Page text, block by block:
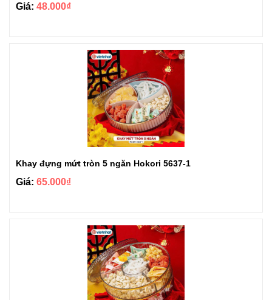
Giá: 48.000₫
Khay đựng mứt tròn 5 ngăn Hokori 5637-1
Giá: 65.000₫